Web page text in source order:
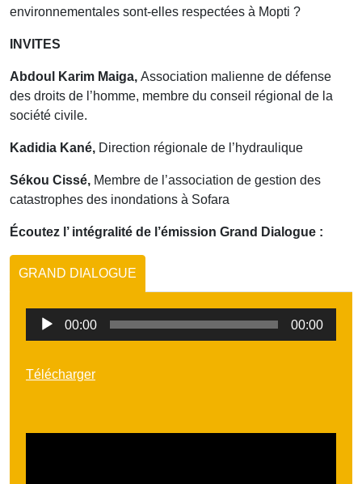
environnementales sont-elles respectées à Mopti ?
INVITES
Abdoul Karim Maiga, Association malienne de défense
des droits de l’homme, membre du conseil régional de la
société civile.
Kadidia Kané, Direction régionale de l’hydraulique
Sékou Cissé, Membre de l’association de gestion des
catastrophes des inondations à Sofara
Écoutez l’ intégralité de l’émission Grand Dialogue :
GRAND DIALOGUE
Lecteur
00:00 00:00
Télécharger